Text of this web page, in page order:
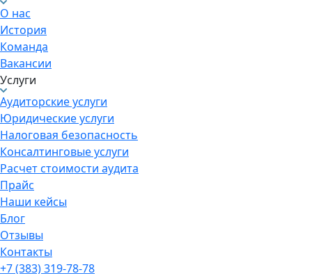
О нас
История
Команда
Вакансии
Услуги
Аудиторские услуги
Юридические услуги
Налоговая безопасность
Консалтинговые услуги
Расчет стоимости аудита
Прайс
Наши кейсы
Блог
Отзывы
Контакты
+7 (383) 319-78-78